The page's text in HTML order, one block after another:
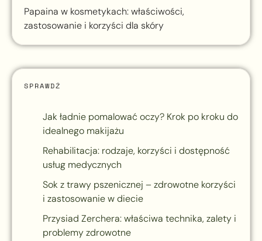
Papaina w kosmetykach: właściwości,
zastosowanie i korzyści dla skóry
SPRAWDŹ
Jak ładnie pomalować oczy? Krok po kroku do
idealnego makijażu
Rehabilitacja: rodzaje, korzyści i dostępność
usług medycznych
Sok z trawy pszenicznej – zdrowotne korzyści
i zastosowanie w diecie
Przysiad Zerchera: właściwa technika, zalety i
problemy zdrowotne